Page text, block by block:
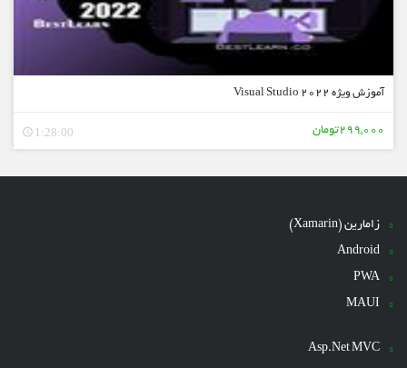
آموزش ویژه Visual Studio 2022
299,000تومان 1:28:00
زامارین (Xamarin)
Android
PWA
MAUI
Asp.Net MVC